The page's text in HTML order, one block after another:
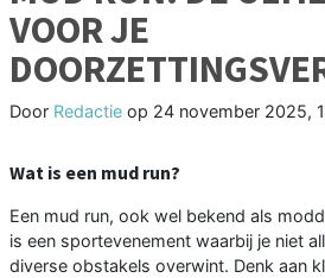
VOOR JE
Door Redactie op 24 november 2025,
Wat is een mud run?
Een mud run, ook wel bekend als
is een sportevenement waarbij je niet
diverse obstakels overwint. Denk aan